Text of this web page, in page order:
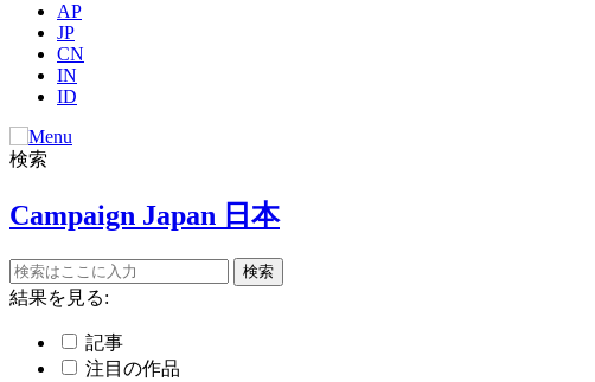
AP
JP
CN
IN
ID
検索
Campaign Japan 日本
結果を見る:
記事
注目の作品